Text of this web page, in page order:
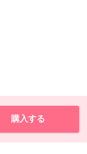
購入する